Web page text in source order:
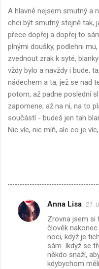
A hlavně nejsem smutný a
chci být smutný stejně tak,
přece dopřej a dopřej to
plnými doušky, podlehni
zvednout zrak k syté,
vždy bylo a navždy i bude,
nádechem a ta, jež se nad
potom, až padne poslední
zapomene; až na ni, na to
součástí - budeš jen tah
Nic víc, nic míň, ale co je
K
Anna Lisa 21.
Zrovna jsem si
člověk
noci, když je
sám. Ikdyž se
někdo snaží,
kdybychom